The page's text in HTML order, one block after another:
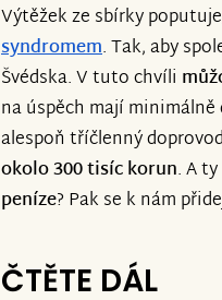
Výtěžek ze sbírky poputuje
syndromem. Tak, aby
Švédska. V tuto chvíli
na úspěch mají
alespoň tříčlenný
okolo 300 tisíc korun. A
peníze? Pak se k nám
ČTĚTE DÁL